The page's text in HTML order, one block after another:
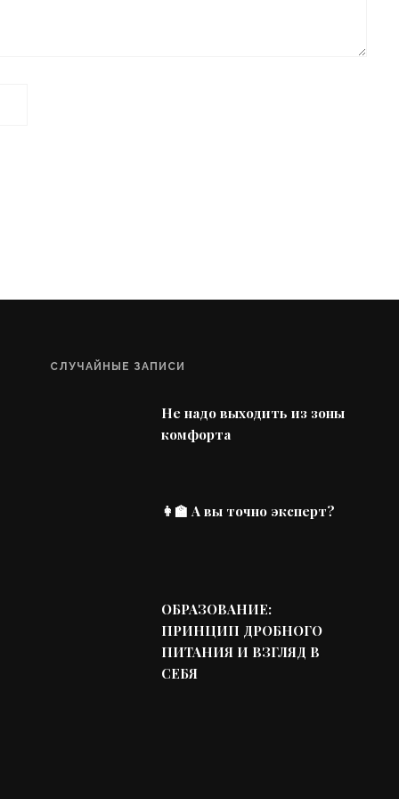
СЛУЧАЙНЫЕ ЗАПИСИ
Не надо выходить из зоны
комфорта
👩‍🏫 А вы точно эксперт?
ОБРАЗОВАНИЕ:
ПРИНЦИП ДРОБНОГО
ПИТАНИЯ И ВЗГЛЯД В
СЕБЯ